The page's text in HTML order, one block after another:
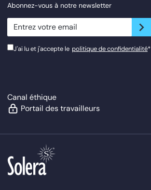
Abonnez-vous à notre newsletter
newsletter.suscribe
J'ai lu et j'accepte le politique de confidentialité*
Canal éthique
Portail des travailleurs